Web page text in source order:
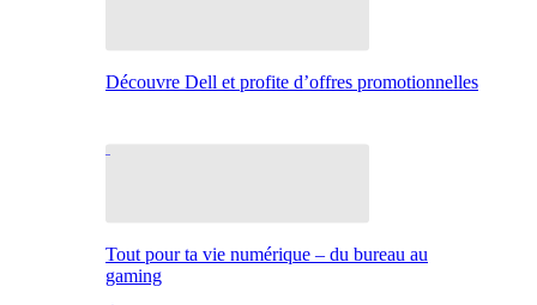
Découvre Dell et profite d’offres promotionnelles
Tout pour ta vie numérique – du bureau au
gaming